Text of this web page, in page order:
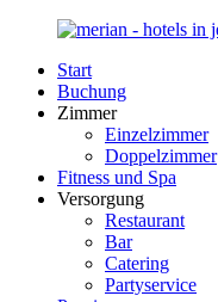
Zurück
Inhalt
Merian-
Hotel.de
Portal
Unterkunft
Deutschland
Start
Buchung
Zimmer
Einzelzimmer
Doppelzimmer
Fitness und Spa
Versorgung
Restaurant
Bar
Catering
Partyservice